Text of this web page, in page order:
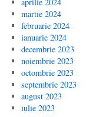
martie 2024
februarie 2024
ianuarie 2024
decembrie 2023
noiembrie 2023
octombrie 2023
septembrie 2023
august 2023
iulie 2023